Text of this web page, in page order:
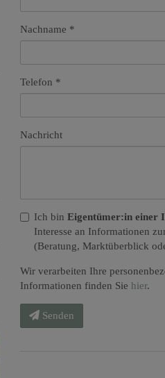
Nachname
Telefon
Nachricht
Ich bin Eigentümer:in einer
Interesse an Informationen
(Beratung, Marktüberblick
Wir verarbeiten Ihre
Informationen finden Sie hier.
Senden